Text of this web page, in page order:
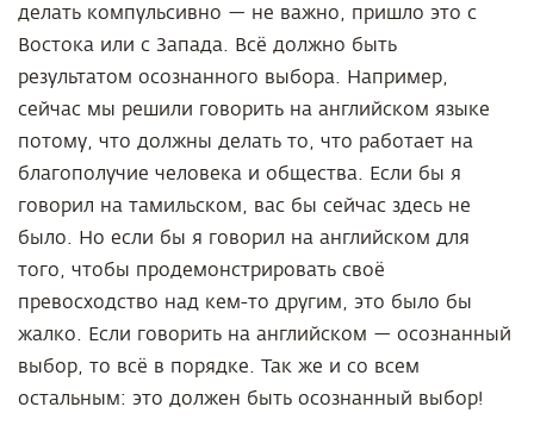
делать компульсивно — не важно, пришло это с
Востока или с Запада. Всё должно быть
результатом осознанного выбора. Например,
сейчас мы решили говорить на английском языке
потому, что должны делать то, что работает на
благополучие человека и общества. Если бы я
говорил на тамильском, вас бы сейчас здесь не
было. Но если бы я говорил на английском для
того, чтобы продемонстрировать своё
превосходство над кем-то другим, это было бы
жалко. Если говорить на английском — осознанный
выбор, то всё в порядке. Так же и со всем
остальным: это должен быть осознанный выбор!